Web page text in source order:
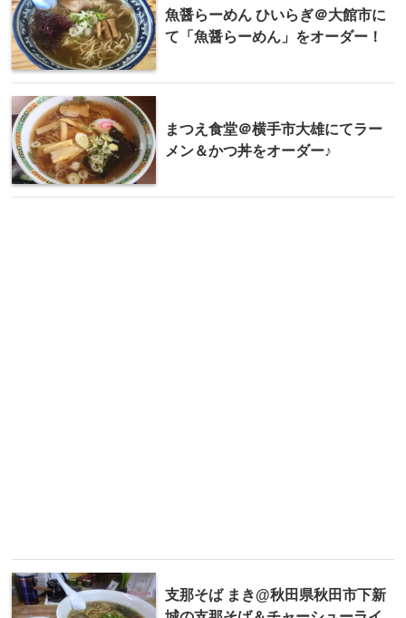
魚醤らーめん ひいらぎ＠大館市に
て「魚醤らーめん」をオーダー！
まつえ食堂＠横手市大雄にてラー
メン＆かつ丼をオーダー♪
支那そば まき@秋田県秋田市下新